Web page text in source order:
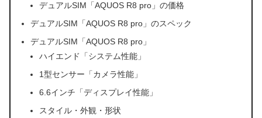
デュアルSIM「AQUOS R8 pro」の価格
デュアルSIM「AQUOS R8 pro」のスペック
デュアルSIM「AQUOS R8 pro」
ハイエンド「システム性能」
1型センサー「カメラ性能」
6.6インチ「ディスプレイ性能」
スタイル・外観・形状